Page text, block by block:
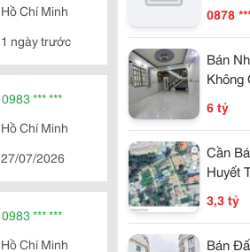
Hồ Chí Minh
1 ngày trước
0983 *** ***
Hồ Chí Minh
27/07/2026
0983 *** ***
Hồ Chí Minh
0878
Bán
Không
6 tỷ
Cần
Huyết
3,3 tỷ
Bán